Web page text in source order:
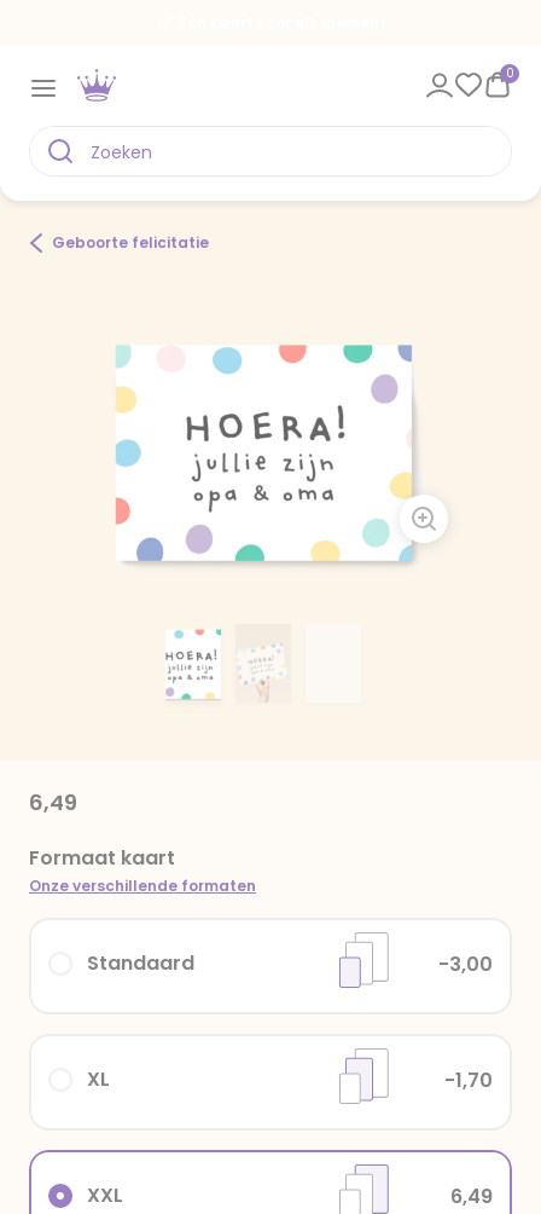
0
Geboorte felicitatie
6,49
Formaat kaart
Onze verschillende formaten
XXL 6,49
XL -1,70
Standaard -3,00